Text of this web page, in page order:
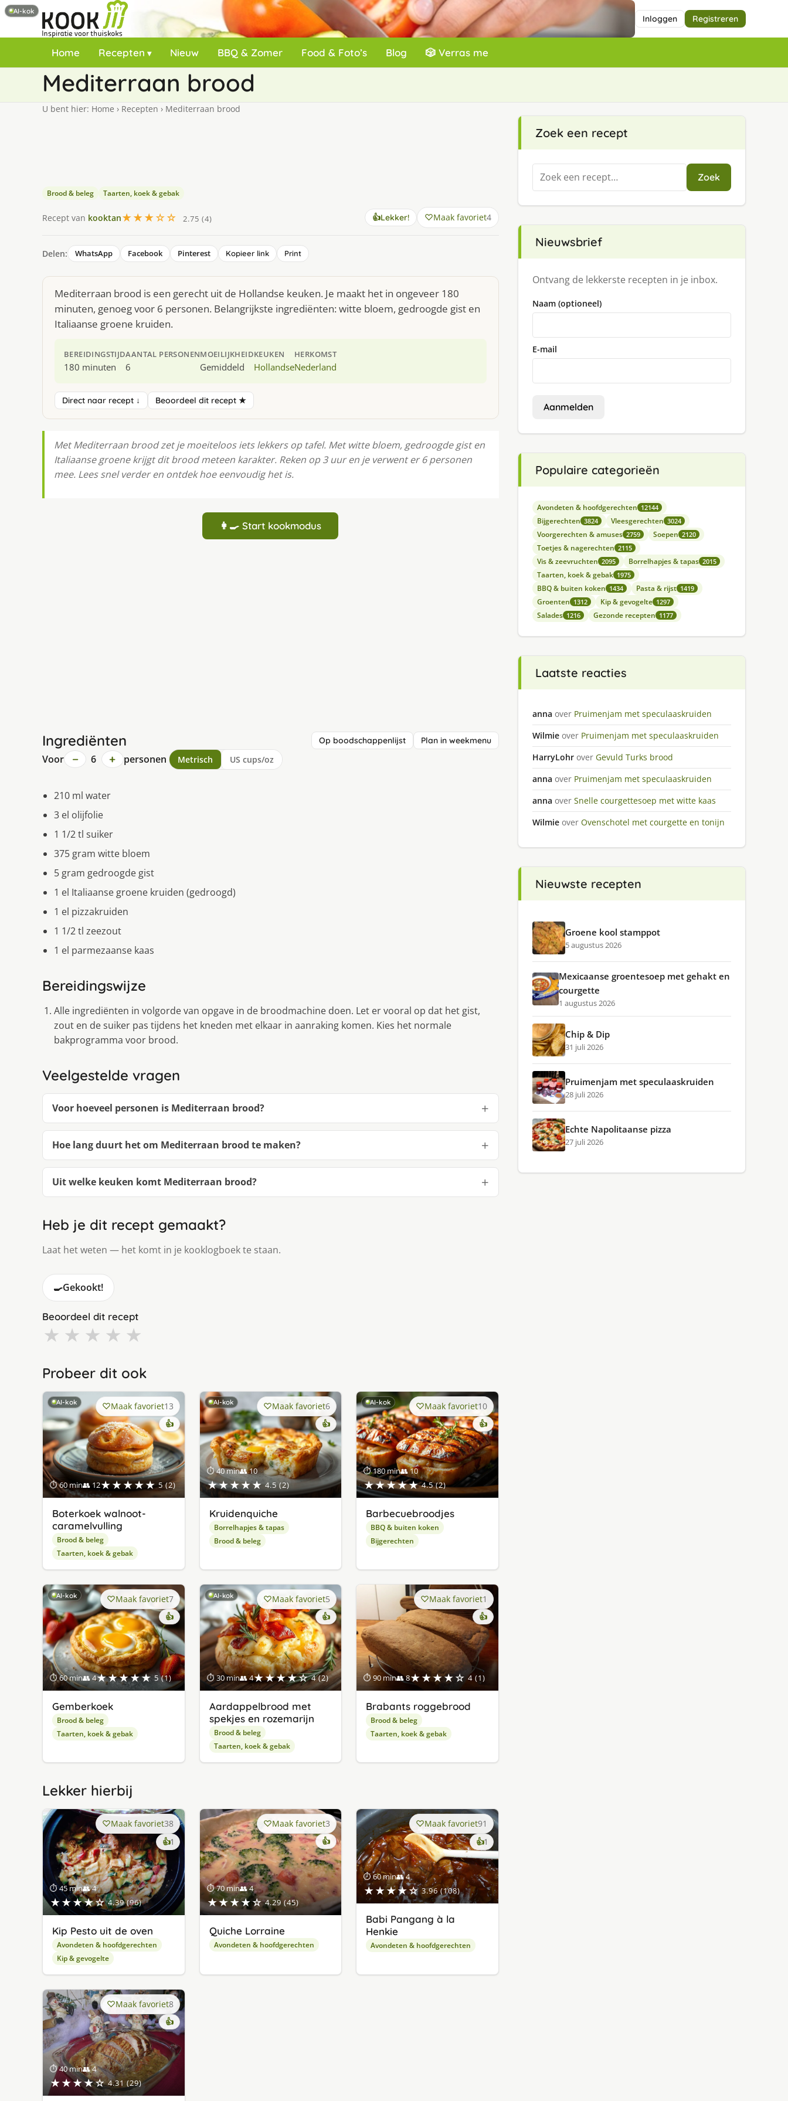
Inloggen Registreren
Home Recepten Nieuw BBQ & Zomer Food & Foto’s Blog 🎲 Verras me
Mediterraan brood
U bent hier: Home › Recepten › Mediterraan brood
Brood & beleg Taarten, koek & gebak
Recept van kooktan★★★☆☆ 2.75 (4) 👍Lekker! Maak favoriet4
Delen: WhatsApp Facebook Pinterest Kopieer link Print
Mediterraan brood is een gerecht uit de Hollandse keuken. Je maakt het in ongeveer 180
minuten, genoeg voor 6 personen. Belangrijkste ingrediënten: witte bloem, gedroogde gist en
Italiaanse groene kruiden.
BEREIDINGSTIJD
180 minuten
AANTAL PERSONEN
6
MOEILIJKHEID
Gemiddeld
KEUKEN
Hollandse
HERKOMST
Nederland
Direct naar recept ↓ Beoordeel dit recept ★
Met Mediterraan brood zet je moeiteloos iets lekkers op tafel. Met witte bloem, gedroogde gist en
Italiaanse groene krijgt dit brood meteen karakter. Reken op 3 uur en je verwent er 6 personen
mee. Lees snel verder en ontdek hoe eenvoudig het is.
👩‍🍳 Start kookmodus
Ingrediënten Op boodschappenlijst Plan in weekmenu
Voor − 6 + personen Metrisch US cups/oz
210 ml water
3 el olijfolie
1 1/2 tl suiker
375 gram witte bloem
5 gram gedroogde gist
1 el Italiaanse groene kruiden (gedroogd)
1 el pizzakruiden
1 1/2 tl zeezout
1 el parmezaanse kaas
Bereidingswijze
Alle ingrediënten in volgorde van opgave in de broodmachine doen. Let er vooral op dat het gist,
zout en de suiker pas tijdens het kneden met elkaar in aanraking komen. Kies het normale
bakprogramma voor brood.
Veelgestelde vragen
Voor hoeveel personen is Mediterraan brood?
Hoe lang duurt het om Mediterraan brood te maken?
Uit welke keuken komt Mediterraan brood?
Heb je dit recept gemaakt?
Laat het weten — het komt in je kooklogboek te staan.
🍳Gekookt!
Beoordeel dit recept
★ ★ ★ ★ ★
Probeer dit ook
AI-kok
⏱ 60 min👥 12★★★★★ 5 (2)
Maak favoriet13
👍
Boterkoek walnoot-
caramelvulling
Brood & beleg
Taarten, koek & gebak
AI-kok
⏱ 40 min👥 10
★★★★★ 4.5 (2)
Maak favoriet6
👍
Kruidenquiche
Borrelhapjes & tapas
Brood & beleg
AI-kok
⏱ 180 min👥 10
★★★★★ 4.5 (2)
Maak favoriet10
👍
Barbecuebroodjes
BBQ & buiten koken
Bijgerechten
AI-kok
⏱ 60 min👥 4★★★★★ 5 (1)
Maak favoriet7
👍
Gemberkoek
Brood & beleg
Taarten, koek & gebak
AI-kok
⏱ 30 min👥 4★★★★☆ 4 (2)
Maak favoriet5
👍
Aardappelbrood met
spekjes en rozemarijn
Brood & beleg
Taarten, koek & gebak
⏱ 90 min👥 8★★★★☆ 4 (1)
Maak favoriet1
👍
Brabants roggebrood
Brood & beleg
Taarten, koek & gebak
Lekker hierbij
⏱ 45 min👥 4
★★★★☆ 4.39 (96)
Maak favoriet38
👍1keer
lekker
gevonden
Kip Pesto uit de oven
Avondeten & hoofdgerechten
Kip & gevogelte
⏱ 70 min👥 4
★★★★☆ 4.29 (45)
Maak favoriet3
👍
Quiche Lorraine
Avondeten & hoofdgerechten
⏱ 60 min👥 4
★★★★☆ 3.96 (108)
Maak favoriet91
👍1keer
lekker
gevonden
Babi Pangang à la
Henkie
Avondeten & hoofdgerechten
⏱ 40 min👥 4
★★★★☆ 4.31 (29)
Maak favoriet8
👍
Zoek een recept
Zoeken
naar:
Zoek
Nieuwsbrief
Ontvang de lekkerste recepten in je inbox.
Naam (optioneel)
E-mail
Aanmelden
Populaire categorieën
Avondeten & hoofdgerechten 12144
Bijgerechten 3824 Vleesgerechten 3024
Voorgerechten & amuses 2759 Soepen 2120
Toetjes & nagerechten 2115
Vis & zeevruchten 2095 Borrelhapjes & tapas 2015
Taarten, koek & gebak 1975
BBQ & buiten koken 1434 Pasta & rijst 1419
Groenten 1312 Kip & gevogelte 1297
Salades 1216 Gezonde recepten 1177
Laatste reacties
anna over Pruimenjam met speculaaskruiden
Wilmie over Pruimenjam met speculaaskruiden
HarryLohr over Gevuld Turks brood
anna over Pruimenjam met speculaaskruiden
anna over Snelle courgettesoep met witte kaas
Wilmie over Ovenschotel met courgette en tonijn
Nieuwste recepten
Groene kool stamppot
5 augustus 2026
Mexicaanse groentesoep met gehakt en
courgette
1 augustus 2026
Chip & Dip
31 juli 2026
Pruimenjam met speculaaskruiden
28 juli 2026
AI-kok
Echte Napolitaanse pizza
27 juli 2026